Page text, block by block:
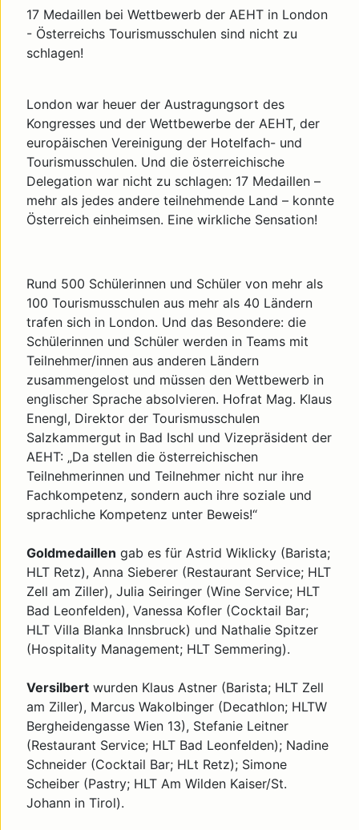
17 Medaillen bei Wettbewerb der AEHT in London
- Österreichs Tourismusschulen sind nicht zu
schlagen!
London war heuer der Austragungsort des
Kongresses und der Wettbewerbe der AEHT, der
europäischen Vereinigung der Hotelfach- und
Tourismusschulen. Und die österreichische
Delegation war nicht zu schlagen: 17 Medaillen –
mehr als jedes andere teilnehmende Land – konnte
Österreich einheimsen. Eine wirkliche Sensation!
Rund 500 Schülerinnen und Schüler von mehr als
100 Tourismusschulen aus mehr als 40 Ländern
trafen sich in London. Und das Besondere: die
Schülerinnen und Schüler werden in Teams mit
Teilnehmer/innen aus anderen Ländern
zusammengelost und müssen den Wettbewerb in
englischer Sprache absolvieren. Hofrat Mag. Klaus
Enengl, Direktor der Tourismusschulen
Salzkammergut in Bad Ischl und Vizepräsident der
AEHT: „Da stellen die österreichischen
Teilnehmerinnen und Teilnehmer nicht nur ihre
Fachkompetenz, sondern auch ihre soziale und
sprachliche Kompetenz unter Beweis!“
Goldmedaillen gab es für Astrid Wiklicky (Barista;
HLT Retz), Anna Sieberer (Restaurant Service; HLT
Zell am Ziller), Julia Seiringer (Wine Service; HLT
Bad Leonfelden), Vanessa Kofler (Cocktail Bar;
HLT Villa Blanka Innsbruck) und Nathalie Spitzer
(Hospitality Management; HLT Semmering).
Versilbert wurden Klaus Astner (Barista; HLT Zell
am Ziller), Marcus Wakolbinger (Decathlon; HLTW
Bergheidengasse Wien 13), Stefanie Leitner
(Restaurant Service; HLT Bad Leonfelden); Nadine
Schneider (Cocktail Bar; HLt Retz); Simone
Scheiber (Pastry; HLT Am Wilden Kaiser/St.
Johann in Tirol).